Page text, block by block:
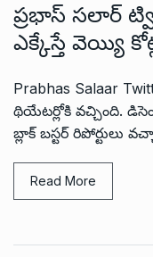
ప్రభాస్ సలార్
ఎక్కేస్తే వెయ్యి
Prabhas Salaar
థియేటర్లోకి వచ్చింది.
బ్లాక్ బస్టర్ రిపోర్టులు
Read More